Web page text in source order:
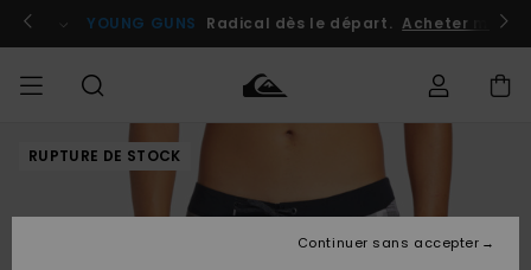
l'information
le
Se connecter / s'inscrire
YOUNG GUNS Radical dès le départ. Acheter
HOMME Vêtements
Vêtements
Shop
Surf
Shop
Homme
Snow
Shop
Homme
Outlet
Homme
Accéder à
ma
commande
RUPTURE DE STOCK
Continuer sans accepter